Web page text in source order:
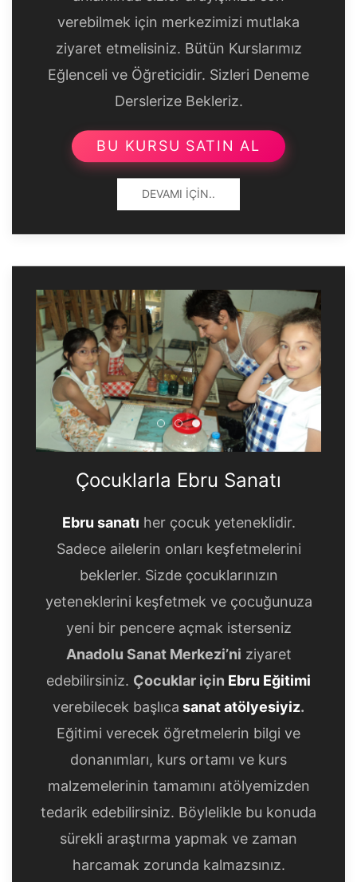
verebilmek için merkezimizi mutlaka
ziyaret etmelisiniz. Bütün Kurslarımız
Eğlenceli ve Öğreticidir. Sizleri Deneme
Derslerize Bekleriz.
BU KURSU SATIN AL
DEVAMI İÇIN..
Çocuklarla Ebru Sanatı
Çocuklarla Ebru Sanatı
Çocuklarla Ebru Sanatı
Çocuklarla Ebru Sanatı
Ebru sanatı her çocuk yeteneklidir.
Sadece ailelerin onları keşfetmelerini
beklerler. Sizde çocuklarınızın
yeteneklerini keşfetmek ve çocuğunuza
yeni bir pencere açmak isterseniz
Anadolu Sanat Merkezi’ni ziyaret
edebilirsiniz. Çocuklar için Ebru Eğitimi
verebilecek başlıca sanat atölyesiyiz.
Eğitimi verecek öğretmelerin bilgi ve
donanımları, kurs ortamı ve kurs
malzemelerinin tamamını atölyemizden
tedarik edebilirsiniz. Böylelikle bu konuda
sürekli araştırma yapmak ve zaman
harcamak zorunda kalmazsınız.